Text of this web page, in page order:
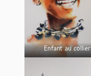
Enfant au collier